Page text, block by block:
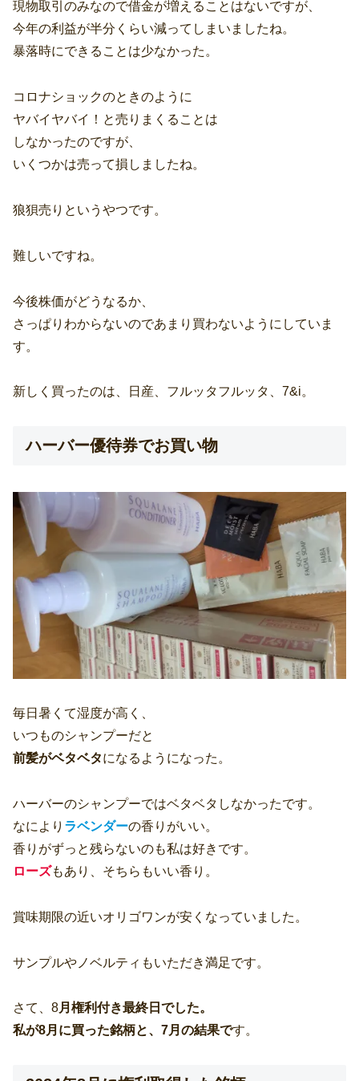
現物取引のみなので借金が増えることはないですが、
今年の利益が半分くらい減ってしまいましたね。
暴落時にできることは少なかった。
コロナショックのときのように
ヤバイヤバイ！と売りまくることは
しなかったのですが、
いくつかは売って損しましたね。
狼狽売りというやつです。
難しいですね。
今後株価がどうなるか、
さっぱりわからないのであまり買わないようにしていま
す。
新しく買ったのは、日産、フルッタフルッタ、7&i。
ハーバー優待券でお買い物
毎日暑くて湿度が高く、
いつものシャンプーだと
前髪がベタベタになるようになった。
ハーバーのシャンプーではベタベタしなかったです。
なにより ラベンダーの香りがいい。
香りがずっと残らないのも私は好きです。
ローズもあり、そちらもいい香り。
賞味期限の近いオリゴワンが安くなっていました。
サンプルやノベルティもいただき満足です。
さて、8月権利付き最終日でした。
私が8月に買った銘柄と、7月の結果です。